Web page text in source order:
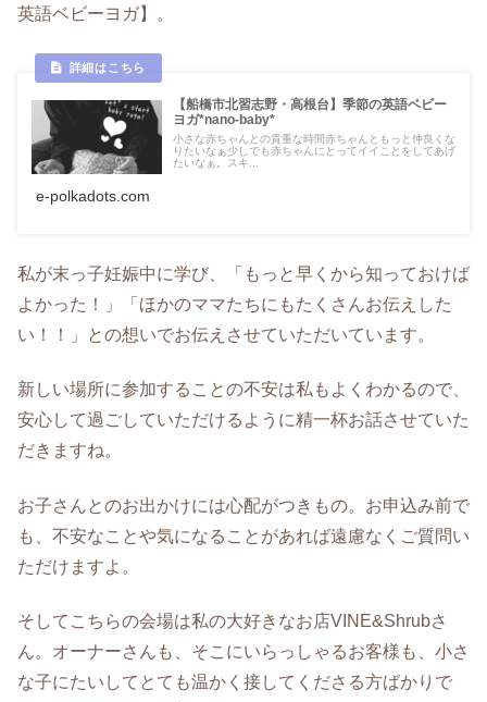
英語ベビーヨガ】。
【船橋市北習志野・高根台】季節の英語ベビー
ヨガ*nano-baby*
小さな赤ちゃんとの貴重な時間赤ちゃんともっと仲良くな
りたいなぁ少しでも赤ちゃんにとってイイことをしてあげ
たいなぁ。スキ...
e-polkadots.com
私が末っ子妊娠中に学び、「もっと早くから知っておけば
よかった！」「ほかのママたちにもたくさんお伝えした
い！！」との想いでお伝えさせていただいています。
新しい場所に参加することの不安は私もよくわかるので、
安心して過ごしていただけるように精一杯お話させていた
だきますね。
お子さんとのお出かけには心配がつきもの。お申込み前で
も、不安なことや気になることがあれば遠慮なくご質問い
ただけますよ。
そしてこちらの会場は私の大好きなお店VINE&Shrubさ
ん。オーナーさんも、そこにいらっしゃるお客様も、小さ
な子にたいしてとても温かく接してくださる方ばかりで